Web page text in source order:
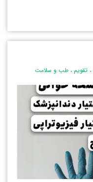
، تقویم ، طب و سلامت